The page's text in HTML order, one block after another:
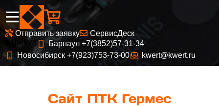
Отправить заявку
СервисДеск
Барнаул
Барнаул +7(3852)57-31-34
Новосибирск +7(923)753-73-00 kwert@kwert.ru

Сайт ПТК Гермес